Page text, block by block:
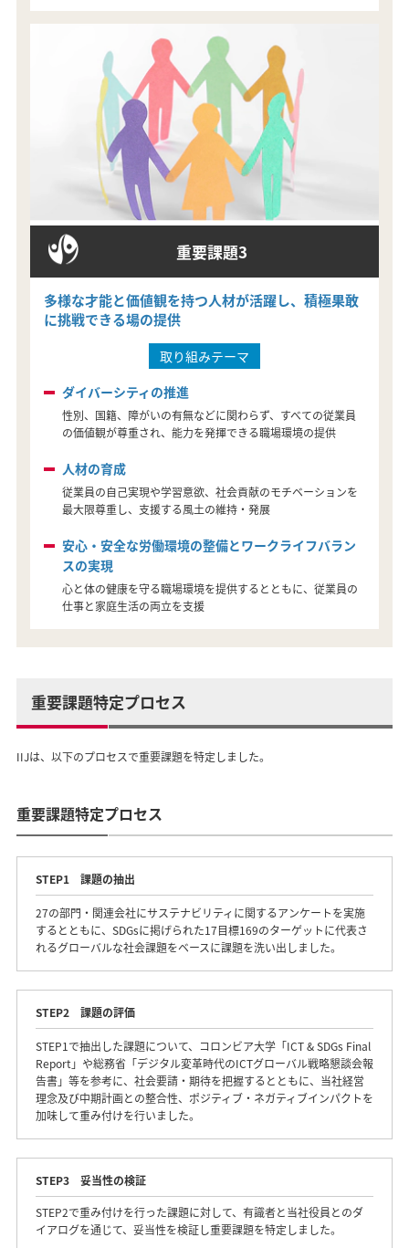
重要課題3
多様な才能と価値観を持つ人材が活躍し、積極果敢
に挑戦できる場の提供
取り組みテーマ
ダイバーシティの推進
性別、国籍、障がいの有無などに関わらず、すべての従業員
の価値観が尊重され、能力を発揮できる職場環境の提供
人材の育成
従業員の自己実現や学習意欲、社会貢献のモチベーションを
最大限尊重し、支援する風土の維持・発展
安心・安全な労働環境の整備とワークライフバラン
スの実現
心と体の健康を守る職場環境を提供するとともに、従業員の
仕事と家庭生活の両立を支援
重要課題特定プロセス
IIJは、以下のプロセスで重要課題を特定しました。
重要課題特定プロセス
STEP1 課題の抽出
27の部門・関連会社にサステナビリティに関するアンケートを実施
するとともに、SDGsに掲げられた17目標169のターゲットに代表さ
れるグローバルな社会課題をベースに課題を洗い出しました。
STEP2 課題の評価
STEP1で抽出した課題について、コロンビア大学「ICT & SDGs Final
Report」や総務省「デジタル変革時代のICTグローバル戦略懇談会報
告書」等を参考に、社会要請・期待を把握するとともに、当社経営
理念及び中期計画との整合性、ポジティブ・ネガティブインパクトを
加味して重み付けを行いました。
STEP3 妥当性の検証
STEP2で重み付けを行った課題に対して、有識者と当社役員とのダ
イアログを通じて、妥当性を検証し重要課題を特定しました。